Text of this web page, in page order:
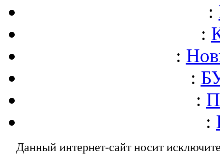
:
:
:
:
:
:
Данный интернет-сайт носит